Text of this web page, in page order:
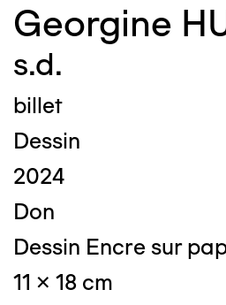
Georgine
s.d.
billet
Dessin
2024
Don
Dessin Encre sur
11 x 18 cm